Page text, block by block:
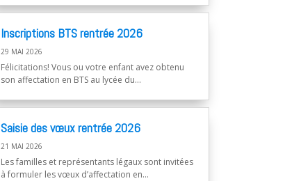
Inscriptions BTS rentrée 2026
29 MAI 2026
Félicitations! Vous ou votre enfant avez obtenu
son affectation en BTS au lycée du...
Saisie des vœux rentrée 2026
21 MAI 2026
Les familles et représentants légaux sont invitées
à formuler les vœux d’affectation en...